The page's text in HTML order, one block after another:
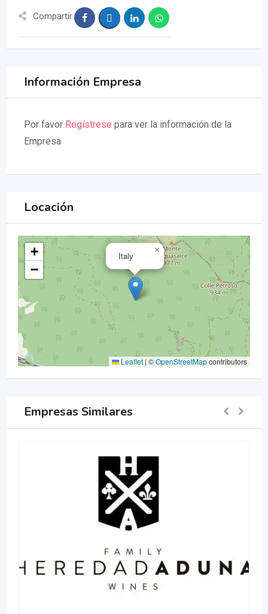
Compartir
Información Empresa
Por favor Regístrese para ver la información de la
Empresa
Locación
Italy
×
+
−
Leaflet | ©OpenStreetMapcontributors
Empresas Similares